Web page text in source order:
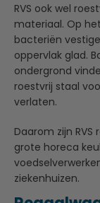
RVS ook wel
materiaal. Op
bacteriën
oppervlak glad.
ondergrond
roestvrij staal
verlaten.
Daarom zijn
grote horeca
ziekenhuizen.